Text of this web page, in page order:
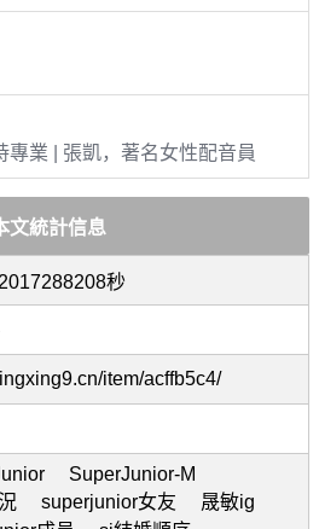
專業 | 張凱，著名女性配音員
文統計信息
秒
item/acffb5c4/
SuperJunior-M
superjunior女友
晟敏ig